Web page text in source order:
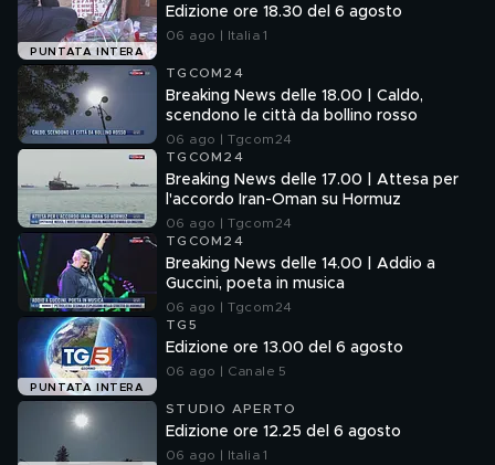
PUNTATA INTERA
Edizione ore 18.30 del 6 agosto
06 ago | Italia 1
TGCOM24
Breaking News delle 18.00 | Caldo,
scendono le città da bollino rosso
06 ago | Tgcom24
TGCOM24
Breaking News delle 17.00 | Attesa per
l'accordo Iran-Oman su Hormuz
06 ago | Tgcom24
TGCOM24
Breaking News delle 14.00 | Addio a
Guccini, poeta in musica
06 ago | Tgcom24
PUNTATA INTERA
TG5
Edizione ore 13.00 del 6 agosto
06 ago | Canale 5
STUDIO APERTO
Edizione ore 12.25 del 6 agosto
06 ago | Italia 1